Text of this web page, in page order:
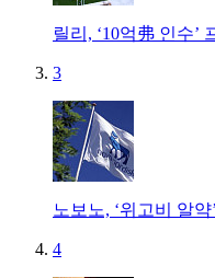
릴리, ‘10억弗 인수’
3
노보노, ‘위고비 알
4